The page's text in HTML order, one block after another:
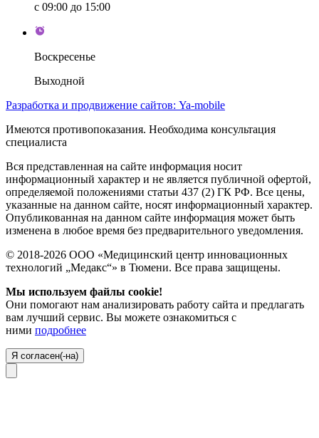
с 09:00 до 15:00
Воскресенье
Выходной
Разработка и продвижение сайтов: Ya-mobile
Имеются противопоказания. Необходима консультация
специалиста
Вся представленная на сайте информация носит
информационный характер и не является публичной офертой,
определяемой положениями статьи 437 (2) ГК РФ. Все цены,
указанные на данном сайте, носят информационный характер.
Опубликованная на данном сайте информация может быть
изменена в любое время без предварительного уведомления.
© 2018-2026 ООО «Медицинский центр инновационных
технологий „Медакс“» в Тюмени. Все права защищены.
Мы используем файлы cookie!
Они помогают нам анализировать работу сайта и предлагать
вам лучший сервис. Вы можете ознакомиться с
ними подробнее
Я согласен(-на)